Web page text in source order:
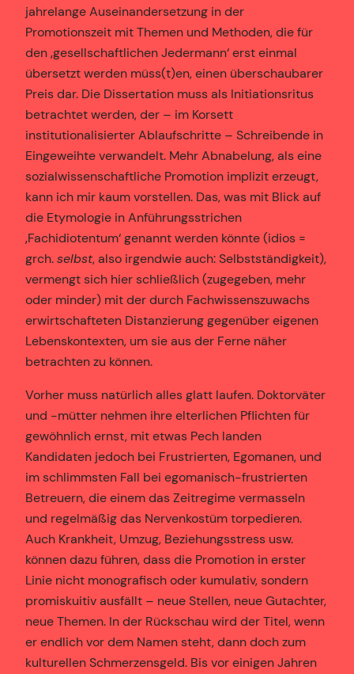
jahrelange Auseinandersetzung in der
Promotionszeit mit Themen und Methoden, die für
den ‚gesellschaftlichen Jedermann‘ erst einmal
übersetzt werden müss(t)en, einen überschaubarer
Preis dar. Die Dissertation muss als Initiationsritus
betrachtet werden, der – im Korsett
institutionalisierter Ablaufschritte – Schreibende in
Eingeweihte verwandelt. Mehr Abnabelung, als eine
sozialwissenschaftliche Promotion implizit erzeugt,
kann ich mir kaum vorstellen. Das, was mit Blick auf
die Etymologie in Anführungsstrichen
‚Fachidiotentum‘ genannt werden könnte (idios =
grch.selbst, also irgendwie auch: Selbstständigkeit),
vermengt sich hier schließlich (zugegeben, mehr
oder minder) mit der durch Fachwissenszuwachs
erwirtschafteten Distanzierung gegenüber eigenen
Lebenskontexten, um sie aus der Ferne näher
betrachten zu können.
Vorher muss natürlich alles glatt laufen. Doktorväter
und -mütter nehmen ihre elterlichen Pflichten für
gewöhnlich ernst, mit etwas Pech landen
Kandidaten jedoch bei Frustrierten, Egomanen, und
im schlimmsten Fall bei egomanisch-frustrierten
Betreuern, die einem das Zeitregime vermasseln
und regelmäßig das Nervenkostüm torpedieren.
Auch Krankheit, Umzug, Beziehungsstress usw.
können dazu führen, dass die Promotion in erster
Linie nicht monografisch oder kumulativ, sondern
promiskuitiv ausfällt – neue Stellen, neue Gutachter,
neue Themen. In der Rückschau wird der Titel, wenn
er endlich vor dem Namen steht, dann doch zum
kulturellen Schmerzensgeld. Bis vor einigen Jahren